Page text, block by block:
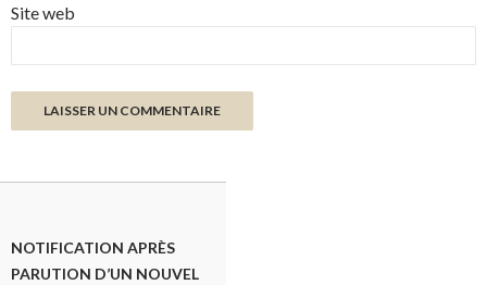
Site web
NOTIFICATION APRÈS
PARUTION D’UN NOUVEL